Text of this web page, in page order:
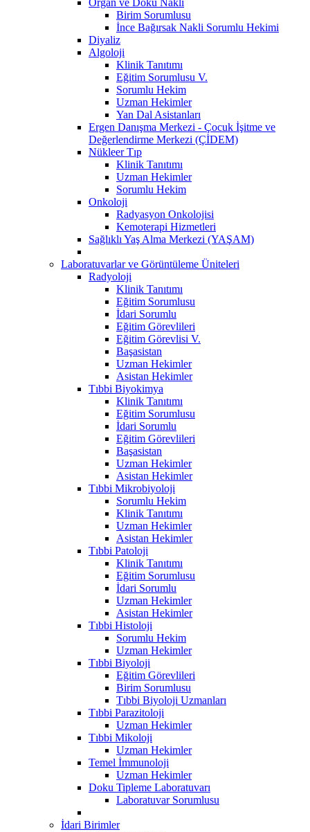
Birim Sorumlusu
İnce Bağırsak Nakli Sorumlu Hekimi
Diyaliz
Algoloji
Klinik Tanıtımı
Eğitim Sorumlusu V.
Sorumlu Hekim
Uzman Hekimler
Yan Dal Asistanları
Ergen Danışma Merkezi - Çocuk İşitme ve
Değerlendirme Merkezi (ÇİDEM)
Nükleer Tıp
Klinik Tanıtımı
Uzman Hekimler
Sorumlu Hekim
Onkoloji
Radyasyon Onkolojisi
Kemoterapi Hizmetleri
Sağlıklı Yaş Alma Merkezi (YAŞAM)
Laboratuvarlar ve Görüntüleme Üniteleri
Radyoloji
Klinik Tanıtımı
Eğitim Sorumlusu
İdari Sorumlu
Eğitim Görevlileri
Eğitim Görevlisi V.
Başasistan
Uzman Hekimler
Asistan Hekimler
Tıbbi Biyokimya
Klinik Tanıtımı
Eğitim Sorumlusu
İdari Sorumlu
Eğitim Görevlileri
Başasistan
Uzman Hekimler
Asistan Hekimler
Tıbbi Mikrobiyoloji
Sorumlu Hekim
Klinik Tanıtımı
Uzman Hekimler
Asistan Hekimler
Tıbbi Patoloji
Klinik Tanıtımı
Eğitim Sorumlusu
İdari Sorumlu
Uzman Hekimler
Asistan Hekimler
Tıbbi Histoloji
Sorumlu Hekim
Uzman Hekimler
Tıbbi Biyoloji
Eğitim Görevlileri
Birim Sorumlusu
Tıbbi Biyoloji Uzmanları
Tıbbi Parazitoloji
Uzman Hekimler
Tıbbi Mikoloji
Uzman Hekimler
Temel İmmunoloji
Uzman Hekimler
Doku Tipleme Laboratuvarı
Laboratuvar Sorumlusu
İdari Birimler